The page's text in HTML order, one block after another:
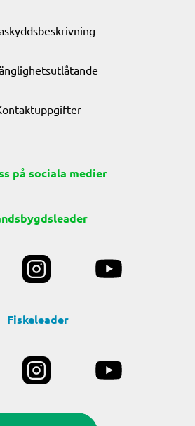
på sociala medier
Fiskeleader